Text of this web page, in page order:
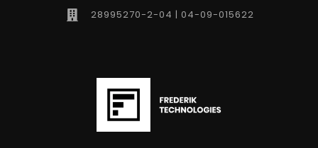
28995270-2-04 | 04-09-015622